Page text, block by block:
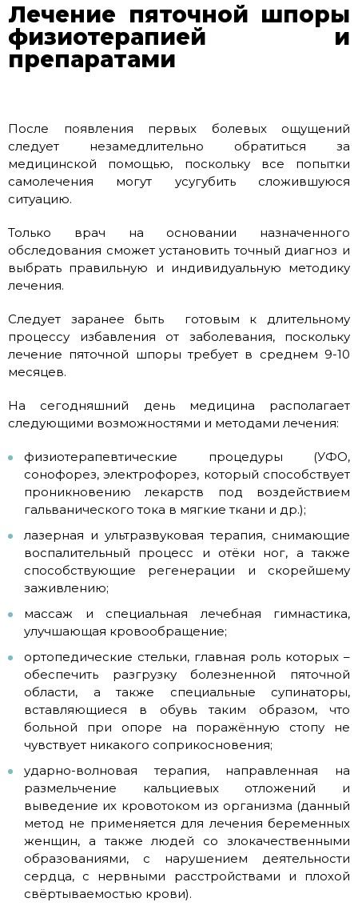
Лечение пяточной шпоры
физиотерапией и
препаратами
После появления первых болевых ощущений
следует незамедлительно обратиться за
медицинской помощью, поскольку все попытки
самолечения могут усугубить сложившуюся
ситуацию.
Только врач на основании назначенного
обследования сможет установить точный диагноз и
выбрать правильную и индивидуальную методику
лечения.
Следует заранее быть готовым к длительному
процессу избавления от заболевания, поскольку
лечение пяточной шпоры требует в среднем 9-10
месяцев.
На сегодняшний день медицина располагает
следующими возможностями и методами лечения:
физиотерапевтические процедуры (УФО,
сонофорез, электрофорез, который способствует
проникновению лекарств под воздействием
гальванического тока в мягкие ткани и др.);
лазерная и ультразвуковая терапия, снимающие
воспалительный процесс и отёки ног, а также
способствующие регенерации и скорейшему
заживлению;
массаж и специальная лечебная гимнастика,
улучшающая кровообращение;
ортопедические стельки, главная роль которых –
обеспечить разгрузку болезненной пяточной
области, а также специальные супинаторы,
вставляющиеся в обувь таким образом, что
больной при опоре на поражённую стопу не
чувствует никакого соприкосновения;
ударно-волновая терапия, направленная на
размельчение кальциевых отложений и
выведение их кровотоком из организма (данный
метод не применяется для лечения беременных
женщин, а также людей со злокачественными
образованиями, с нарушением деятельности
сердца, с нервными расстройствами и плохой
свёртываемостью крови).